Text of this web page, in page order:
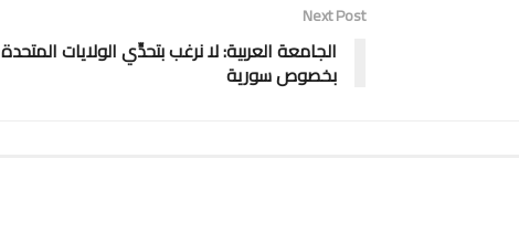
Next Post
الجامعة العربية: لا نرغب بتحدِّي الولايات المتحدة
بخصوص سورية